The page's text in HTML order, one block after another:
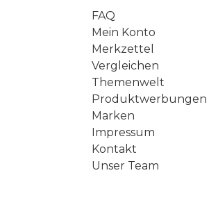
FAQ
Mein Konto
Merkzettel
Vergleichen
Themenwelt
Produktwerbungen
Marken
Impressum
Kontakt
Unser Team